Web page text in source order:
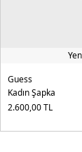
Guess
Kadın Şapka
2.600,00TL